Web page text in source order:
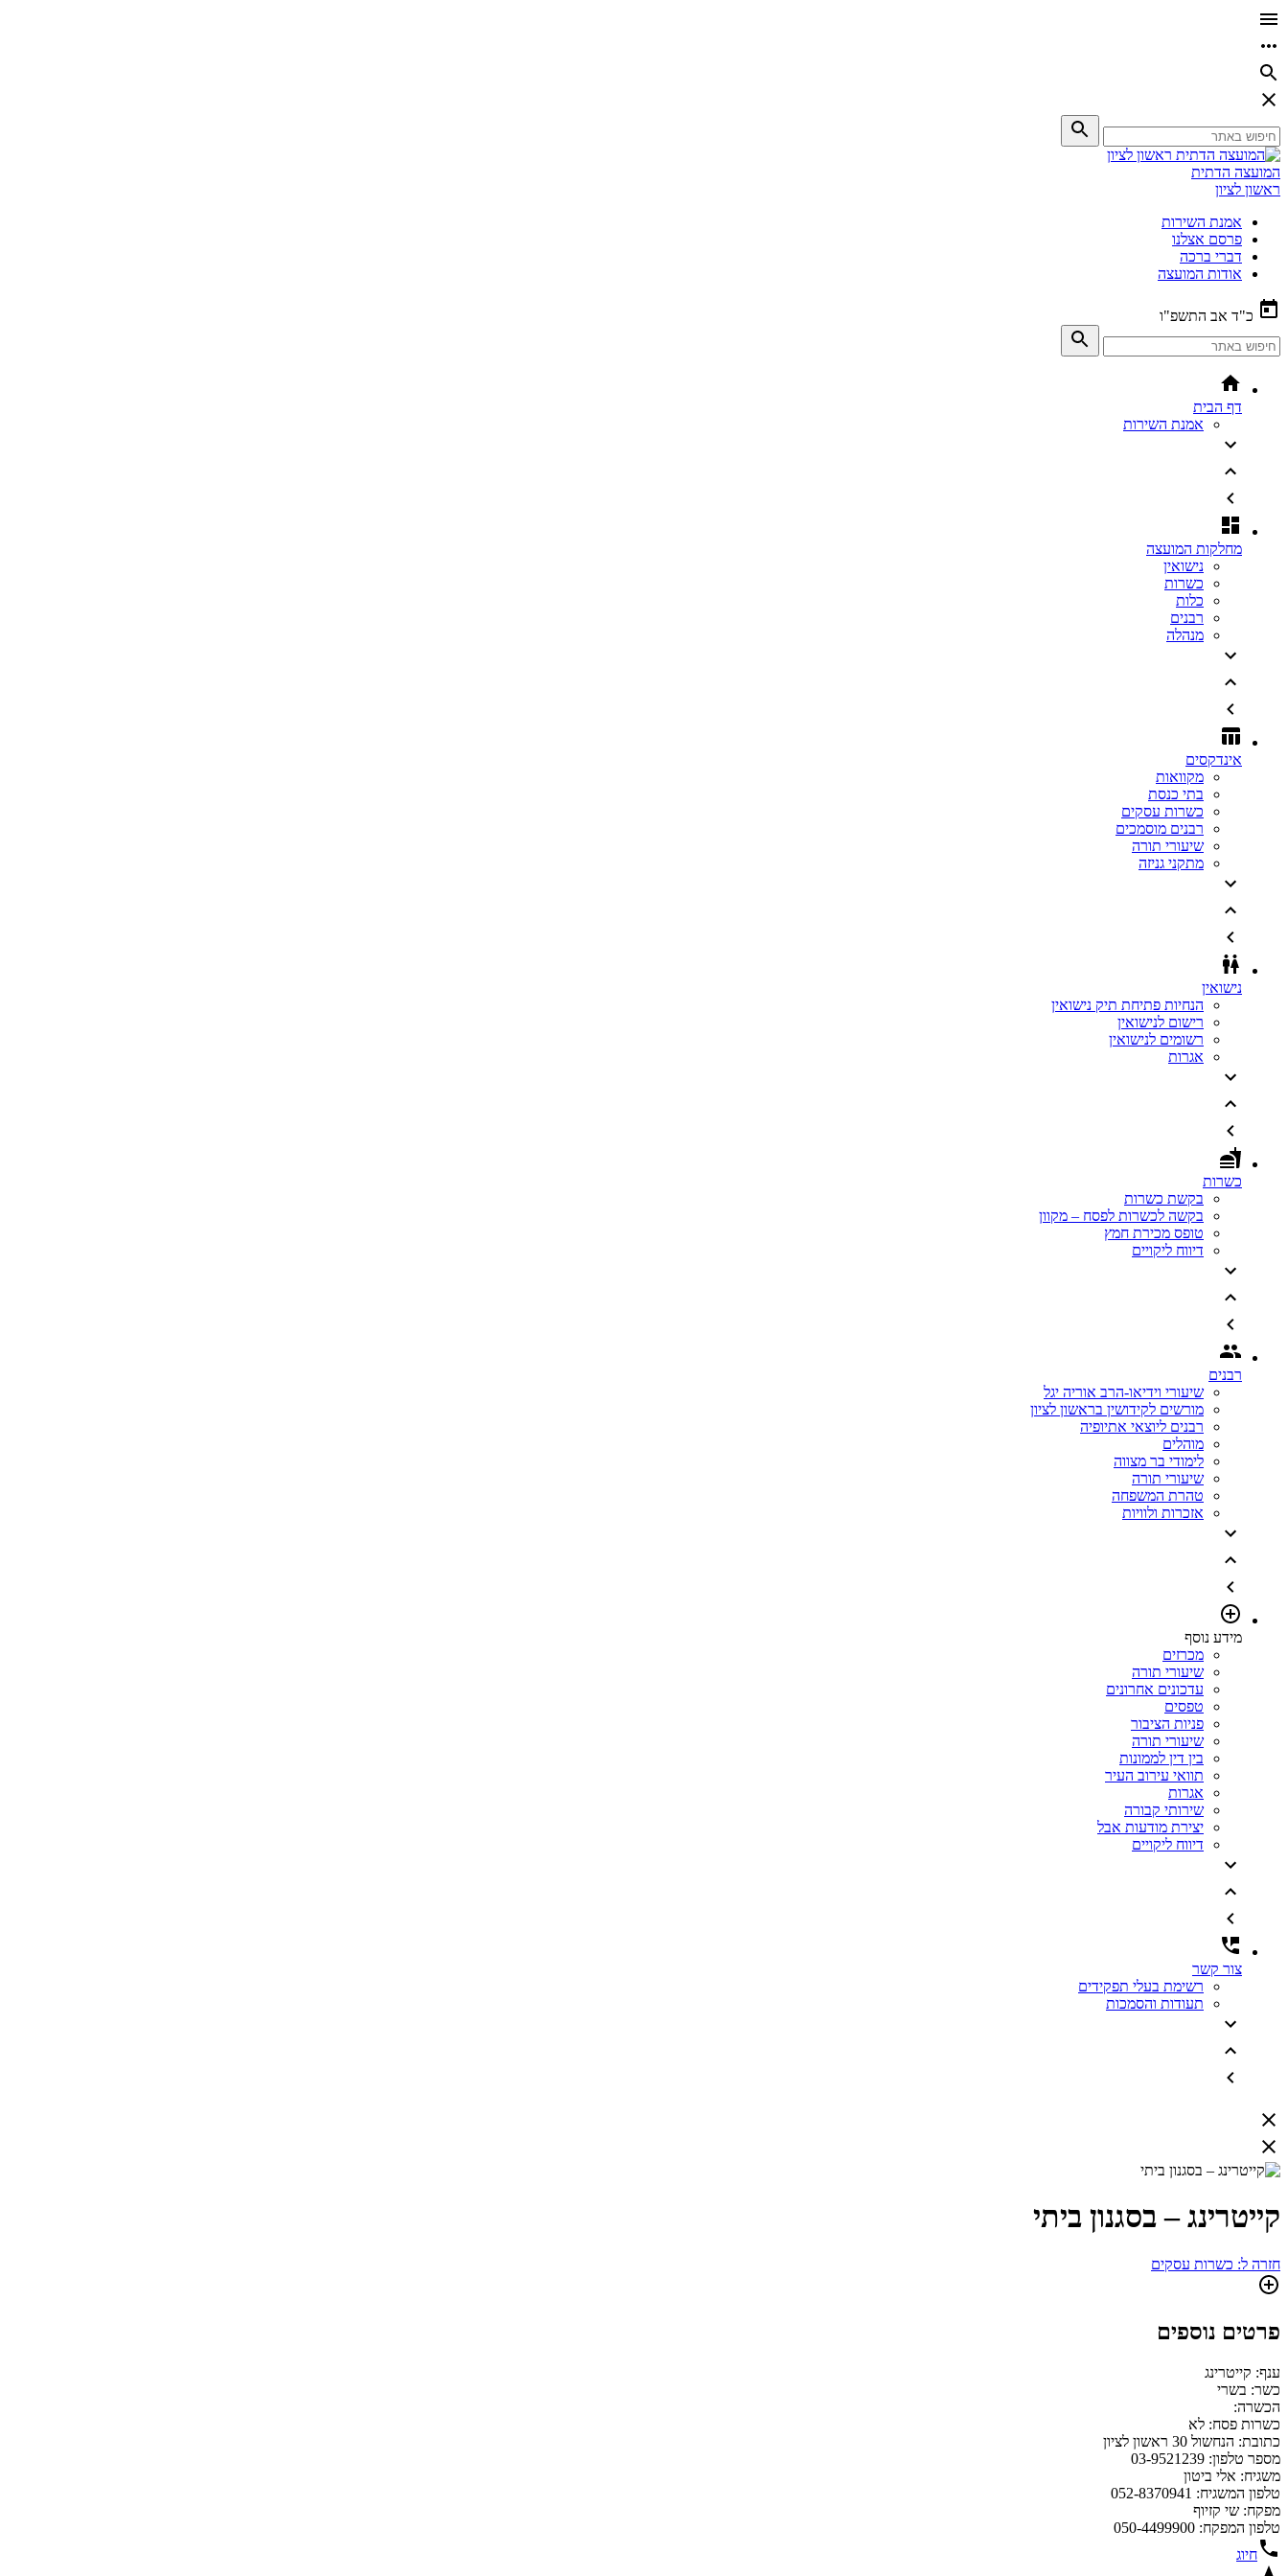
המועצה הדתית
ראשון לציון
אמנת השירות
פרסם אצלנו
דברי ברכה
אודות המועצה
כ"ד אב התשפ"ו
דף הבית
אמנת השירות
מחלקות המועצה
נישואין
כשרות
כלות
רבנים
מנהלה
אינדקסים
מקוואות
בתי כנסת
כשרות עסקים
רבנים מוסמכים
שיעורי תורה
מתקני גניזה
נישואין
הנחיות פתיחת תיק נישואין
רישום לנישואין
רשומים לנישואין
אגרות
כשרות
בקשת כשרות
בקשה לכשרות לפסח – מקוון
טופס מכירת חמץ
דיווח ליקויים
רבנים
שיעורי וידיאו-הרב אוריה יגל
מורשים לקידושין בראשון לציון
רבנים ליוצאי אתיופיה
מוהלים
לימודי בר מצווה
שיעורי תורה
טהרת המשפחה
אזכרות ולוויות
מידע נוסף
מכרזים
שיעורי תורה
עדכונים אחרונים
טפסים
פניות הציבור
שיעורי תורה
בין דין לממונות
תוואי עירוב העיר
אגרות
שירותי קבורה
יצירת מודעות אבל
דיווח ליקויים
צור קשר
רשימת בעלי תפקידים
תעודות והסמכות
קייטרינג – בסגנון ביתי
חזרה ל: כשרות עסקים
פרטים נוספים
ענף: קייטרינג
כשר: בשרי
הכשרה:
כשרות פסח: לא
כתובת: הנחשול 30 ראשון לציון
מספר טלפון: 03-9521239
משגיח: אלי ביטון
טלפון המשגיח: 052-8370941
מפקח: שי קזיוף
טלפון המפקח: 050-4499900
חיוג